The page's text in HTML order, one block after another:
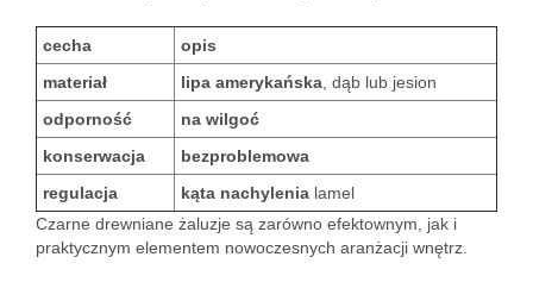
cecha
opis
materiał
lipa amerykańska , dąb lub jesion
odporność
na wilgoć
konserwacja
bezproblemowa
regulacja
kąta nachylenia lamel
Czarne drewniane żaluzje są zarówno efektownym, jak i
praktycznym elementem nowoczesnych aranżacji wnętrz.